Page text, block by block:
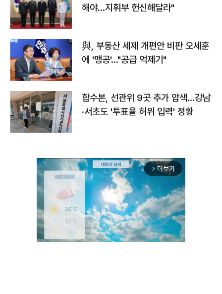
해야…지휘부 헌신해달라"
與, 부동산 세제 개편안 비판 오세훈
에 '맹공'…"공급 억제기"
합수본, 선관위 9곳 추가 압색…강남
·서초도 '투표율 허위 입력' 정황
arrow_forward_ios 더보기